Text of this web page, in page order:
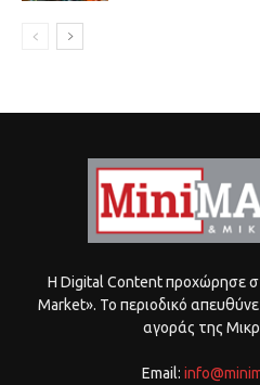
Η Digital Content προχώρησε
Market». Το περιοδικό
αγοράς της
Email: